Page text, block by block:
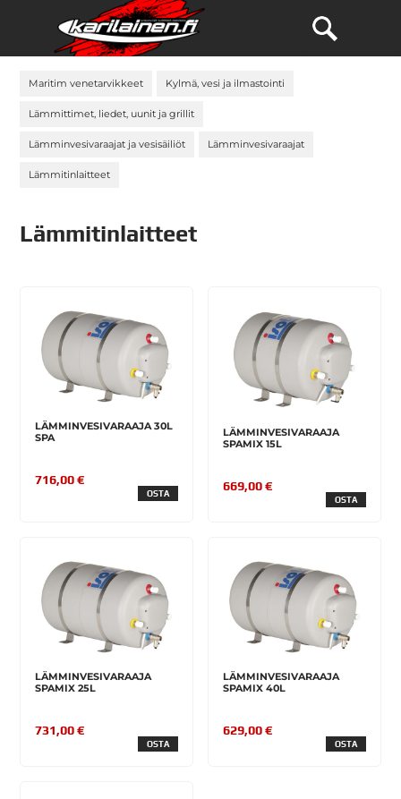
Maritim venetarvikkeet Kylmä, vesi ja ilmastointi
Lämmittimet, liedet, uunit ja grillit
Lämminvesivaraajat ja vesisäiliöt Lämminvesivaraajat
Lämmitinlaitteet
Lämmitinlaitteet
LÄMMINVESIVARAAJA 30L
SPA
716,00 €
OSTA
LÄMMINVESIVARAAJA
SPAMIX 15L
669,00 €
OSTA
LÄMMINVESIVARAAJA
SPAMIX 25L
731,00 €
OSTA
LÄMMINVESIVARAAJA
SPAMIX 40L
629,00 €
OSTA